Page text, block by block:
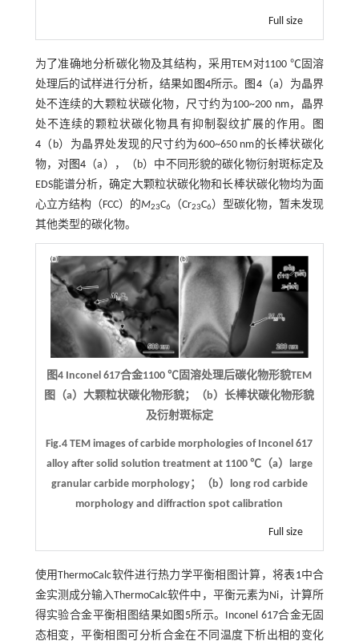
Full size
为了准确地分析碳化物及其结构，采用TEM对1100 ℃固溶
处理后的试样进行分析，结果如 图4所示。 图4（a）为晶界
处不连续的大颗粒状碳化物，尺寸约为100~200 nm，晶界
处不连续的颗粒状碳化物具有抑制裂纹扩展的作用。
图
4（b）为晶界处发现的尺寸约为600~650 nm的长棒状碳化
物，对图4 （a），（b）中不同形貌的碳化物衍射斑标定及
EDS能谱分析，确定大颗粒状碳化物和长棒状碳化物均为面
心立方结构（FCC）的M23C6（Cr23C6）型碳化物，暂未发现
其他类型的碳化物。
图4 Inconel 617合金1100 ℃固溶处理后碳化物形貌TEM
图（a）大颗粒状碳化物形貌；（b）长棒状碳化物形貌
及衍射斑标定
Fig.4 TEM images of carbide morphologies of Inconel 617
alloy after solid solution treatment at 1100 ℃（a）large
granular carbide morphology；（b）long rod carbide
morphology and diffraction spot calibration
Full size
使用ThermoCalc软件进行热力学平衡相图计算，将表1中合
金实测成分输入ThermoCalc软件中，平衡元素为Ni，计算所
得实验合金平衡相图结果如 图5所示。Inconel 617合金无固
态相变，平衡相图可分析合金在不同温度下析出相的变化